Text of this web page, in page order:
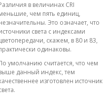
в величинах CRI
чем пять единиц,
Это означает, что
света с индексами
скажем, в 80 и 83,
одинаковы.
умолчанию считается, что чем
данный индекс, тем
изготовлен источник